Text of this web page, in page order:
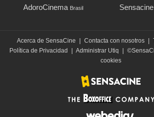
AdoroCinema Brasil
Acerca de SensaCine Contacta con nosotros
Política de Privacidad
Administrar Utiq
cookies